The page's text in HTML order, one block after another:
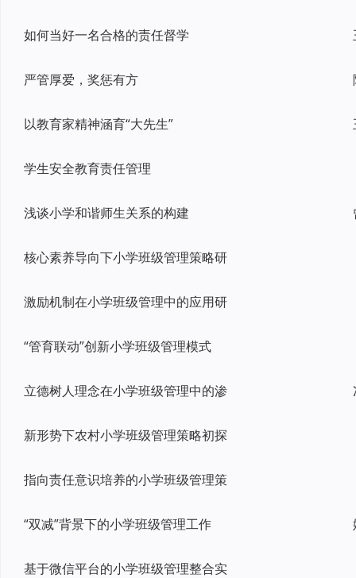
如何当好一名合格的责任督学
严管厚爱，奖惩有方
以教育家精神涵育“大先生”
学生安全教育责任管理
浅谈小学和谐师生关系的构建
核心素养导向下小学班级管理策略研
激励机制在小学班级管理中的应用研
“管育联动”创新小学班级管理模式
立德树人理念在小学班级管理中的渗
新形势下农村小学班级管理策略初探
指向责任意识培养的小学班级管理策
“双减”背景下的小学班级管理工作
基于微信平台的小学班级管理整合实